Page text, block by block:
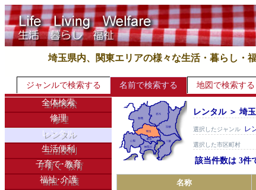
埼玉県内、関東エリアの様々な生活・暮らし・
ジャンルで検索する 名前で検索する 地図で検索する
全体検索
修理
レンタル
生活便利
子育て･教育
福祉･介護
レンタル ＞ 埼
選択したジャンル レ
選択した市区町村
該当件数は 3件
名称